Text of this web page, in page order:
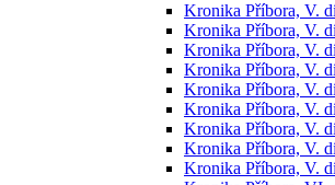
Kronika Příbora, V.
Kronika Příbora, V.
Kronika Příbora, V.
Kronika Příbora, V.
Kronika Příbora, V.
Kronika Příbora, V.
Kronika Příbora, V.
Kronika Příbora, V.
Kronika Příbora, V.